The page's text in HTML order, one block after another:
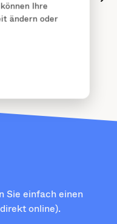
Sie einfach einen
online).
Ihre
ändern oder